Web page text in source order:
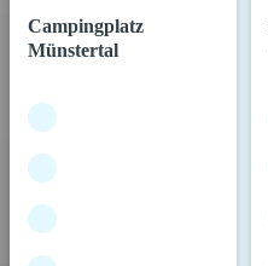
Campingplatz
Münstertal